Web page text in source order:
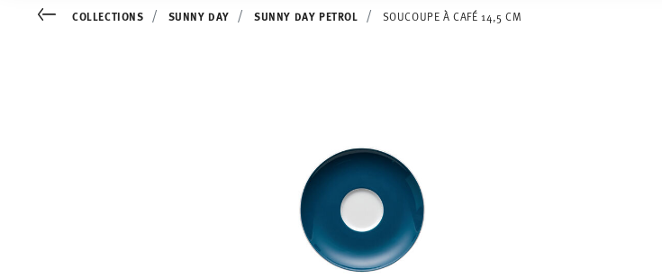
Go backCOLLECTIONS SUNNY DAY SUNNY DAY PETROL SOUCOUPE À CAFÉ 14,5 CM